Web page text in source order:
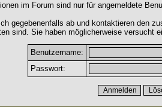
im Forum sind nur für angemeldete
gegebenenfalls ab und kontaktieren den
sind. Sie haben möglicherweise versucht
Benutzername:
Passwort: